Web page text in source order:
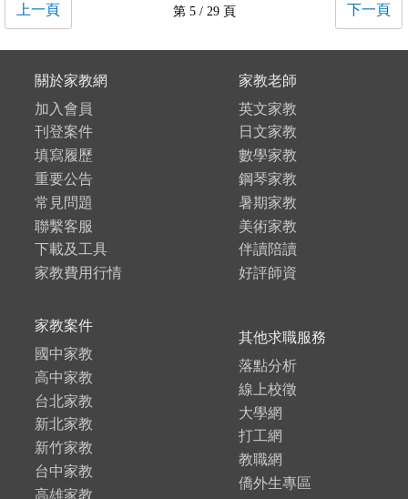
上一頁 第 5 / 29 頁 下一頁
關於家教網
加入會員
刊登案件
填寫履歷
重要公告
常見問題
聯繫客服
下載及工具
家教費用行情
家教老師
英文家教
日文家教
數學家教
鋼琴家教
暑期家教
美術家教
伴讀陪讀
好評師資
家教案件
國中家教
高中家教
台北家教
新北家教
新竹家教
台中家教
高雄家教
其他求職服務
落點分析
線上校徵
大學網
打工網
教職網
僑外生專區